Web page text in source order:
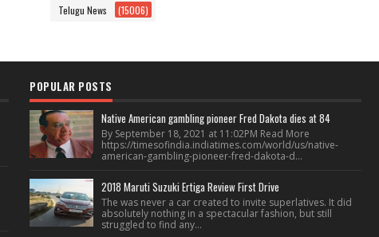
Telugu News (15006)
POPULAR POSTS
Native American gambling pioneer Fred Dakota dies at 84
By September 18, 2021 at 11:02PM Read More
https://timesofindia.indiatimes.com/world/us/native-
american-gambling-pioneer-fred-dakota-d...
2018 Maruti Suzuki Ertiga Review First Drive
The was never a car created to invite superlatives. It did
absolutely nothing in a spectacular fashion, but still
struggled to find any...